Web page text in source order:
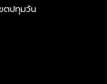
ตปทุมวัน